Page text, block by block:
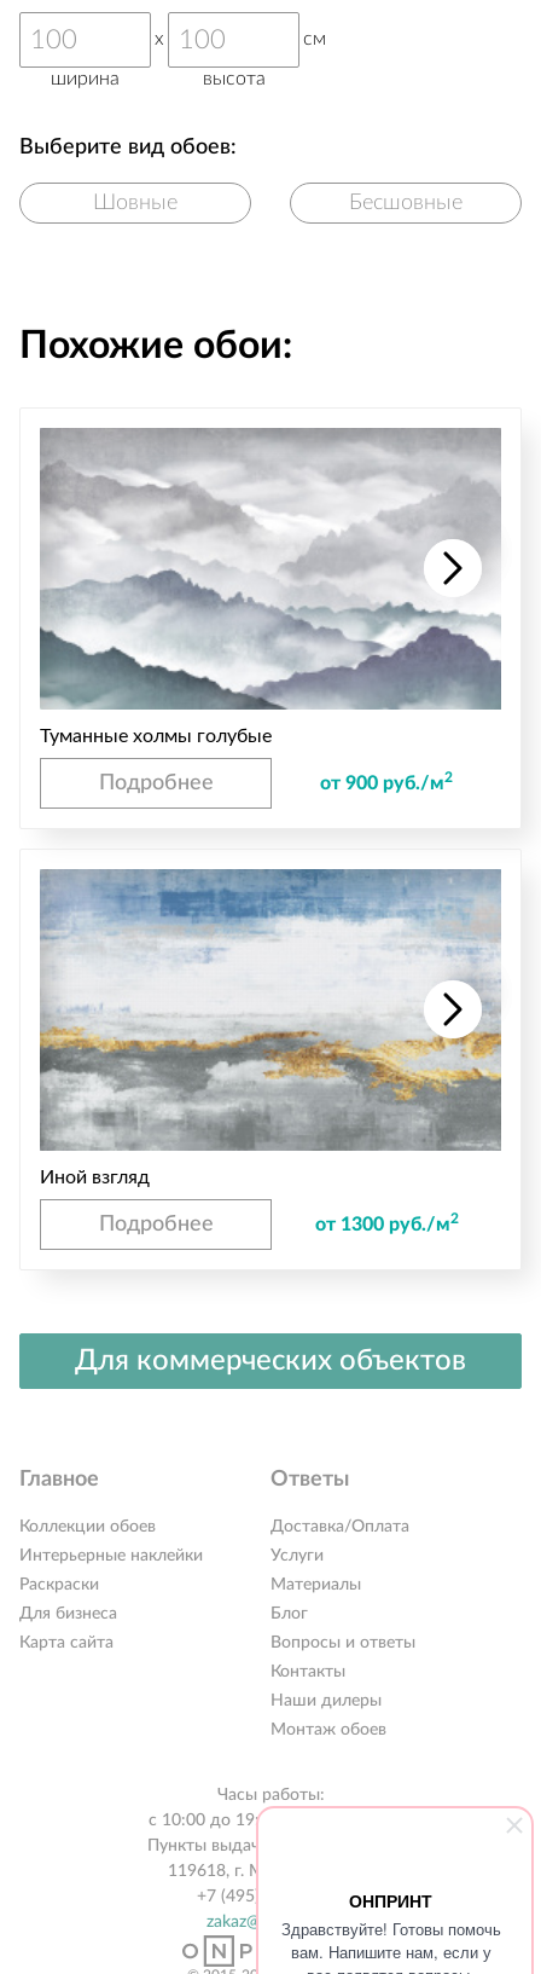
ОНПРИНТ
Здравствуйте! Готовы помочь
вам. Напишите нам, если у
Обои под покраску
Интерьерные картины
ширина
x
высота
см
Выберите вид обоев:
Шовные Бесшовные
Похожие обои:
Туманные холмы голубые
Подробнее от 900 руб./м2
Иной взгляд
Подробнее от 1300 руб./м2
Для коммерческих объектов
Главное
Коллекции обоев
Интерьерные наклейки
Раскраски
Для бизнеса
Карта сайта
Ответы
Доставка/Оплата
Услуги
Материалы
Блог
Вопросы и ответы
Контакты
Наши дилеры
Монтаж обоев
Часы работы:
с 10:00 до 19:00 без выходных
Пункты выдачи в 31 городе РФ
119618, г. Москва, а/я 519
+7 (495) 134-13-56
zakaz@onprint.ru